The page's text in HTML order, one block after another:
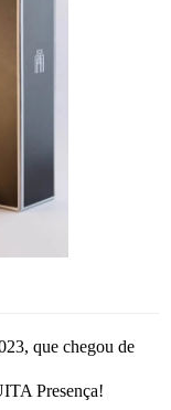
que chegou de
Presença!